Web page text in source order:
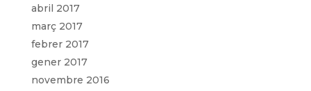
abril 2017
març 2017
febrer 2017
gener 2017
novembre 2016